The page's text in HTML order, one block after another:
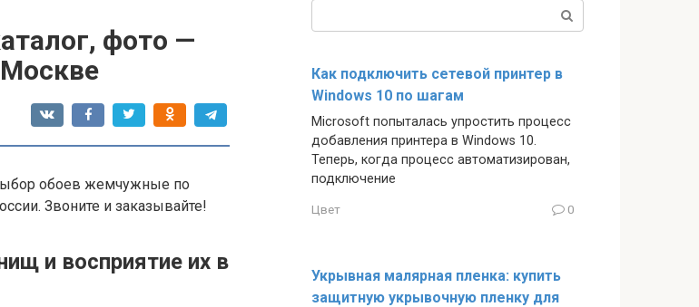
фото —
обоев жемчужные по
Звоните и заказывайте!
и восприятие их в
Как подключить сетевой принтер в
Windows 10 по шагам
Microsoft попыталась упростить процесс
добавления принтера в Windows 10.
Теперь, когда процесс автоматизирован,
подключение
Цвет 0
Укрывная малярная пленка: купить
защитную укрывочную пленку для